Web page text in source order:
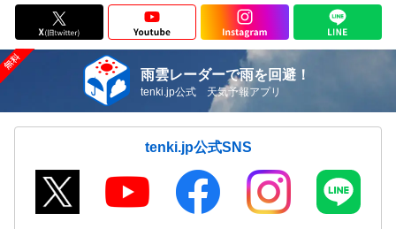
雨雲レーダーで雨を回避！
tenki.jp公式 天気予報アプリ
tenki.jp公式SNS